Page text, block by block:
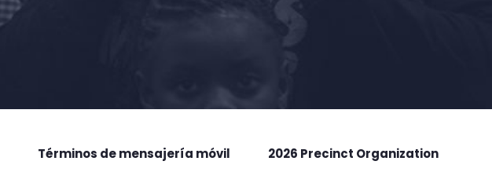
Términos de mensajería móvil 2026 Precinct Organization